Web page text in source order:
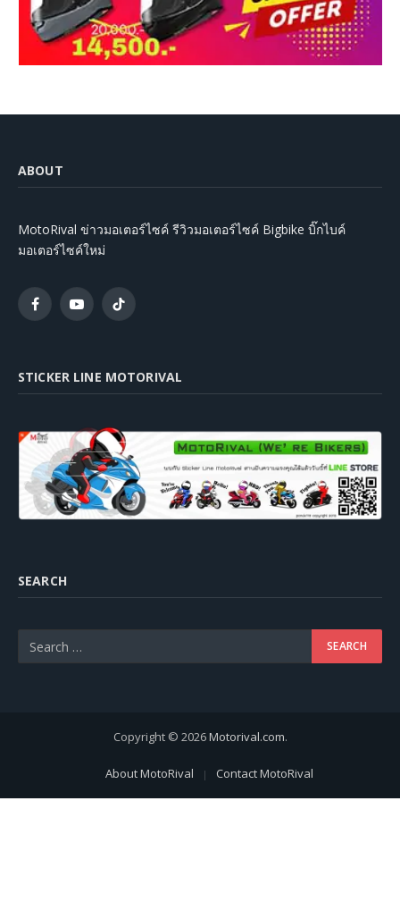
ABOUT
MotoRival ข่าวมอเตอร์ไซค์ รีวิวมอเตอร์ไซค์ Bigbike บิ๊กไบค์
มอเตอร์ไซค์ใหม่
FacebookYouTubeTikTok
STICKER LINE MOTORIVAL
SEARCH
Copyright © 2026Motorival.com.
About MotoRival Contact MotoRival